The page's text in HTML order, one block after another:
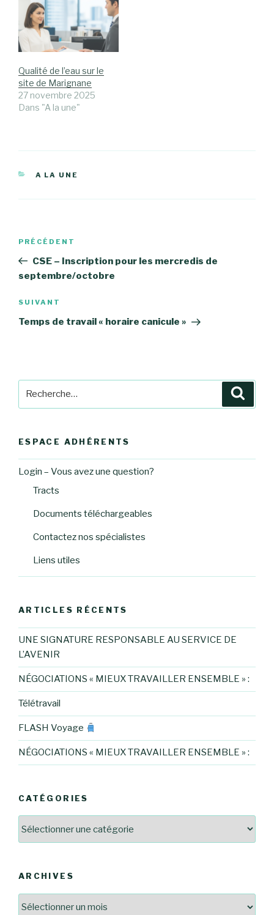
Qualité de l’eau sur le
site de Marignane
27 novembre 2025
Dans "A la une"
CATÉGORIES
A LA UNE
Navigation
l’article
Article
précédent
PRÉCÉDENT
CSE – Inscription pour les mercredis de
septembre/octobre
Article
suivant
SUIVANT
Temps de travail « horaire canicule »
ESPACE ADHÉRENTS
Login – Vous avez une question?
Tracts
Documents téléchargeables
Contactez nos spécialistes
Liens utiles
ARTICLES RÉCENTS
UNE SIGNATURE RESPONSABLE AU SERVICE DE
L’AVENIR
NÉGOCIATIONS « MIEUX TRAVAILLER ENSEMBLE » :
Télétravail
FLASH Voyage
NÉGOCIATIONS « MIEUX TRAVAILLER ENSEMBLE » :
CATÉGORIES
ARCHIVES